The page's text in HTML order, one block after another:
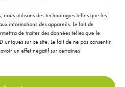
nous utilisons des technologies telles que les
informations des appareils. Le fait de
de traiter des données telles que le
uniques sur ce site. Le fait de ne pas consentir
un effet négatif sur certaines
GRATUITE